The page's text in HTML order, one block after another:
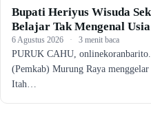
Bupati Heriyus Wisuda
Belajar Tak Mengenal Usia
6 Agustus 2026 · 3 menit baca
PURUK CAHU,
(Pemkab) Murung Raya
Itah…